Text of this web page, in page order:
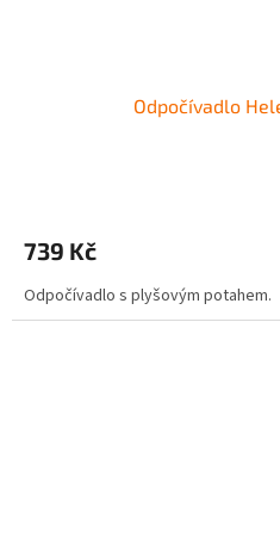
Odpočívadlo
739 Kč
Odpočívadlo s plyšovým potahem.